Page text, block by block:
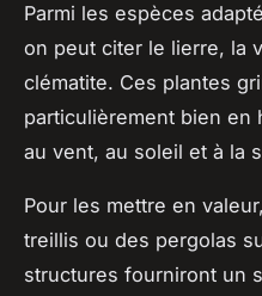
Parmi les espèces
on peut citer le lierre, la
clématite. Ces plantes
particulièrement bien en
au vent, au soleil et à la
Pour les mettre en
treillis ou des pergolas
structures fourniront un